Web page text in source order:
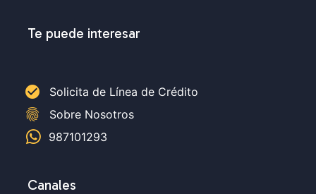
Te puede interesar
check_circle Solicita de Línea de Crédito
fingerprint
Sobre Nosotros
987101293
Canales